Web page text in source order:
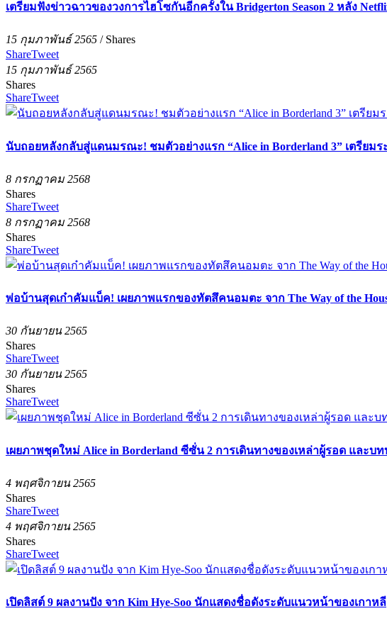
เตรียมฟังข่าวฉาวของวงการไฮโซกันอีกครั้งใน Bridgerton Season 2 หลัง
15 กุมภาพันธ์ 2565 / Shares
ShareTweet
15 กุมภาพันธ์ 2565
Shares
ShareTweet
นับถอยหลังกลับสู่แดนมรณะ! ชมตัวอย่างแรก “Alice in Borderland 3” เตรียม
8 กรกฏาคม 2568
Shares
ShareTweet
8 กรกฏาคม 2568
Shares
ShareTweet
พ่อบ้านสุดเก๋าคัมแบ็ค! เผยภาพแรกของทัตสึคนอมตะ จาก The Way of the
30 กันยายน 2565
Shares
ShareTweet
30 กันยายน 2565
Shares
ShareTweet
เผยภาพชุดใหม่ Alice in Borderland ซีซั่น 2 การเดินทางของเหล่าผู้รอด และบ
4 พฤศจิกายน 2565
Shares
ShareTweet
4 พฤศจิกายน 2565
Shares
ShareTweet
เปิดลิสต์ 9 ผลงานปัง จาก Kim Hye-Soo นักแสดงชื่อดังระดับแนวหน้าของเกาหลี